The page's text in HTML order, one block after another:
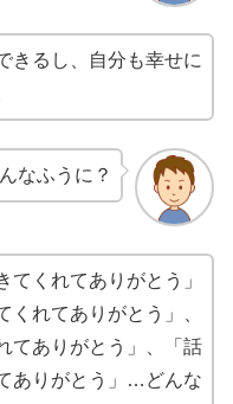
きるし、自分も幸せに
なふうに？
てくれてありがとう」
くれてありがとう」、
てありがとう」、「話
ありがとう」…どんな